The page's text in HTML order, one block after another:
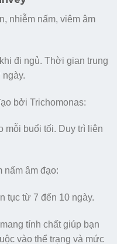
nhiễm nấm, viêm âm
đi ngủ. Thời gian trung
bởi Trichomonas:
mỗi buổi tối. Duy trì liên
nấm âm đạo:
tục từ 7 đến 10 ngày.
tính chất giúp bạn
vào thể trạng và mức